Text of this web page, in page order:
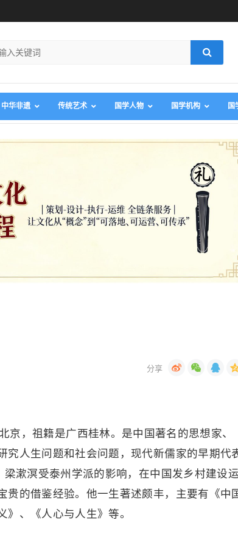
中华非遗 传统艺术 国学人物 国学机构 国
，祖籍是广西桂林。是中国著名的思想家、
究人生问题和社会问题，现代新儒家的早期代
漱溟受泰州学派的影响，在中国发乡村建设运
的借鉴经验。他一生著述颇丰，主要有《中
、《人心与人生》等。